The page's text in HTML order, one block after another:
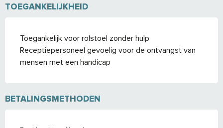
TOEGANKELIJKHEID
Toegankelijk voor rolstoel zonder hulp
Receptiepersoneel gevoelig voor de ontvangst van
mensen met een handicap
BETALINGSMETHODEN